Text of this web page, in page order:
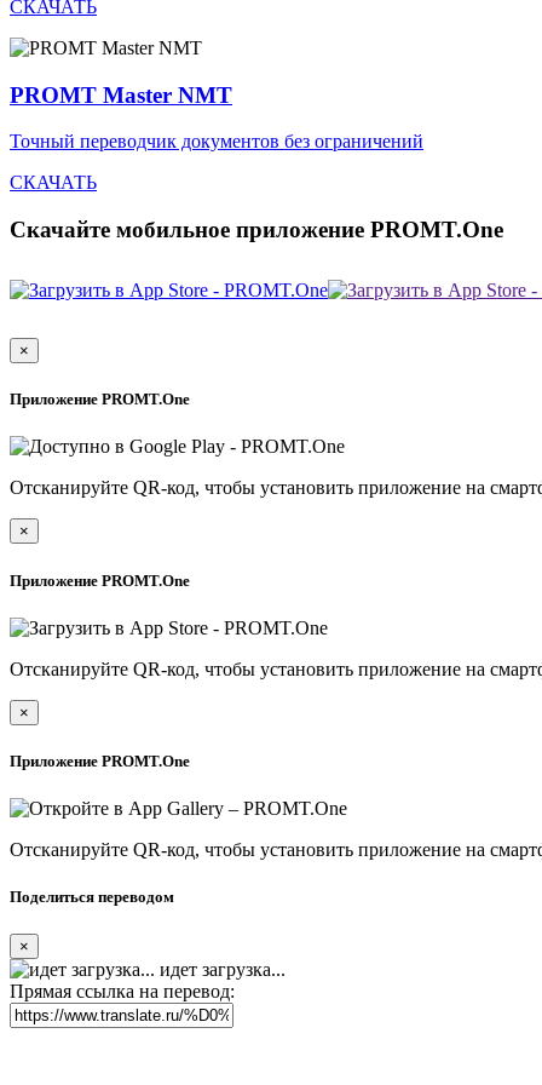
СКАЧАТЬ
PROMT Master NMT
Точный переводчик документов без ограничений
СКАЧАТЬ
Скачайте мобильное приложение PROMT.One
×
Приложение PROMT.One
Отсканируйте QR-код, чтобы установить приложение на
×
Приложение PROMT.One
Отсканируйте QR-код, чтобы установить приложение на
×
Приложение PROMT.One
Отсканируйте QR-код, чтобы установить приложение на
Поделиться переводом
×
идет загрузка...
Прямая ссылка на перевод: